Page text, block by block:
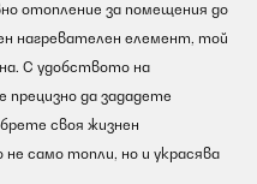
отопление за помещения до
нагревателен елемент, той
С удобството на
да зададете
своя жизнен
само топли, но и украсява